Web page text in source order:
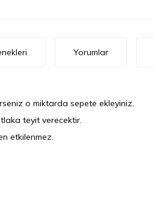
Yorumlar
o miktarda sepete ekleyiniz.
teyit verecektir.
etkilenmez.